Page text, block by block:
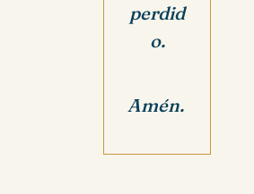
perdid
o.
Amén.